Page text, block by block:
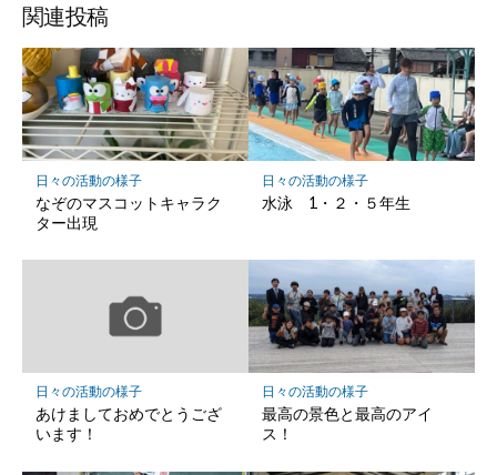
ア
ク
マ
ー
ク
に
存
関連投稿
日々の活動の様子
なぞのマスコットキャラク
ター出現
日々の活動の様子
水泳 1・２・５年生
日々の活動の様子
あけましておめでとうござ
います！
日々の活動の様子
最高の景色と最高のアイ
ス！